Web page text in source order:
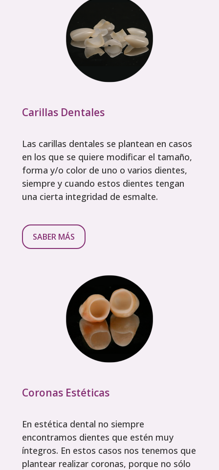
Carillas Dentales
Las carillas dentales se plantean en casos
en los que se quiere modificar el tamaño,
forma y/o color de uno o varios dientes,
siempre y cuando estos dientes tengan
una cierta integridad de esmalte.
SABER MÁS
Coronas Estéticas
En estética dental no siempre
encontramos dientes que estén muy
íntegros. En estos casos nos tenemos que
plantear realizar coronas, porque no sólo